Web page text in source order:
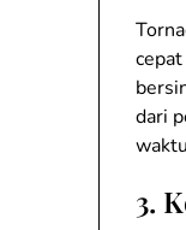
dari
3.